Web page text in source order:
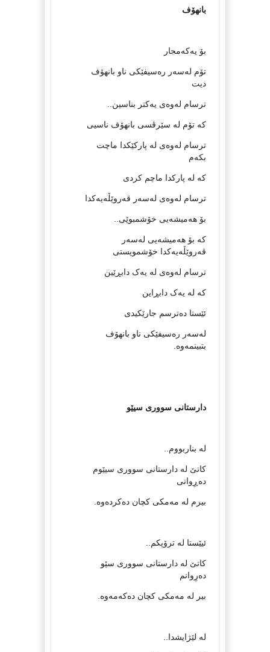
بانهۆف
بۆ یەکەمجار
تۆم لەسەر رەسیفێکى ناو بانهۆف
دیت
ترسام لەوەى یەکتر بناسین..
کە تۆم لە سێرڤسى بانهۆف ناسیى
ترسام لەوەى لە پارکێکدا ماچت
بکەم
کە لە پارکدا ماچم کردى
ترسام لەوەى لەسەر قەروێڵەیەکدا
بۆ هەمیشەیى خۆشمبوێى..
کە بۆ هەمیشەیی لەسەر
قەروێڵەیەکدا خۆشمویستى
ترسام لەوەى لە یەک دابڕێین
کە لە یەک دابڕاین
ئێستا دەترسم جارێکیدى
لەسەر رەسیفێکى ناو بانهۆف
بتبینمەوە.
دارستانى سوورى سيێو
له‌ بناربووم..
كاتێ له‌ دارستانى سوورى سيێوم
ده‌ڕِوانى
بيرم له‌ مه‌مكى كچان ده‌كرده‌وه‌.
ئيێستا له‌ ترۆپكم..
كاتێ له‌ دارستانى سوورى سێو
ده‌رِوانم
بير له‌ مه‌مكى كچان ده‌كه‌مه‌وه‌.
له‌ لێژايشدا..